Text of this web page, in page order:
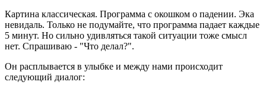
Картина классическая. Программа с окошком о падении. Эка
невидаль. Только не подумайте, что программа падает каждые
5 минут. Но сильно удивляться такой ситуации тоже смысл
нет. Спрашиваю - "Что делал?".
Он расплывается в улыбке и между нами происходит
следующий диалог: